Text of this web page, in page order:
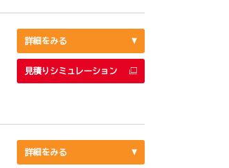
詳細をみる
見積りシミュレーション
詳細をみる